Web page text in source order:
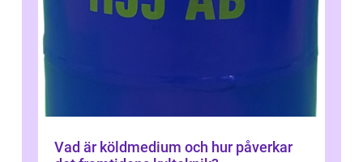
Vad är köldmedium och hur påverkar